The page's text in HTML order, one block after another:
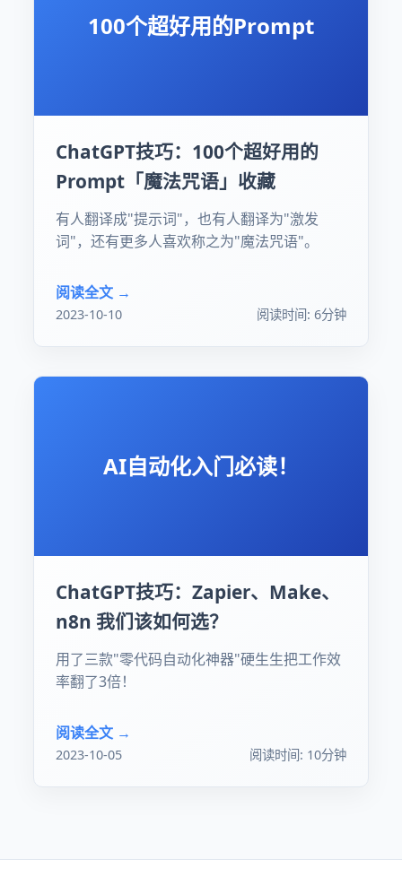
100个超好用的Prompt
ChatGPT技巧：100个超好用的
Prompt「魔法咒语」收藏
有人翻译成"提示词"，也有人翻译为"激发
词"，还有更多人喜欢称之为"魔法咒语"。
阅读全文 →
2023-10-10 阅读时间: 6分钟
AI自动化入门必读！
ChatGPT技巧：Zapier、Make、
n8n 我们该如何选？
用了三款"零代码自动化神器"硬生生把工作效
率翻了3倍！
阅读全文 →
2023-10-05 阅读时间: 10分钟